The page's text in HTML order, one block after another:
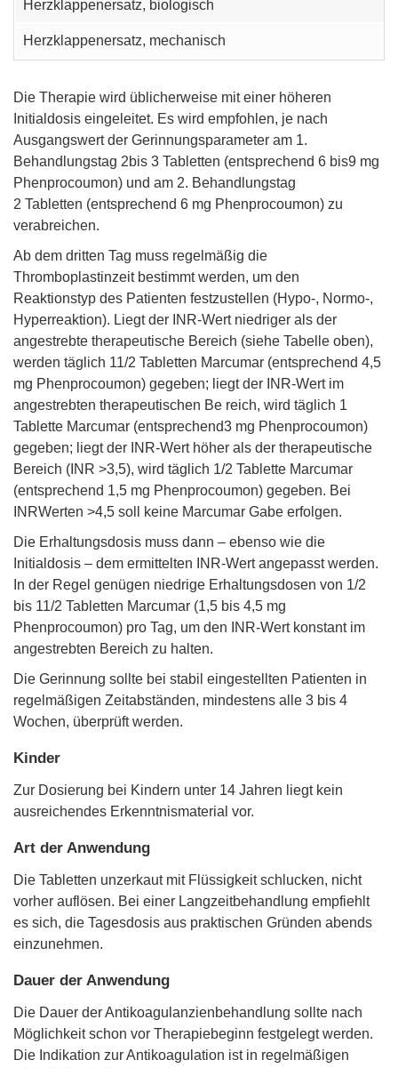
Herzklappenersatz, biologisch
Herzklappenersatz, mechanisch
Die Therapie wird üblicherweise mit einer höheren
Initialdosis eingeleitet. Es wird empfohlen, je nach
Ausgangswert der Gerinnungsparameter am 1.
Behandlungstag 2bis 3 Tabletten (entsprechend 6 bis9 mg
Phenprocoumon) und am 2. Behandlungstag
2 Tabletten (entsprechend 6 mg Phenprocoumon) zu
verabreichen.
Ab dem dritten Tag muss regelmäßig die
Thromboplastinzeit bestimmt werden, um den
Reaktionstyp des Patienten festzustellen (Hypo-, Normo-,
Hyperreaktion). Liegt der INR-Wert niedriger als der
angestrebte therapeutische Bereich (siehe Tabelle oben),
werden täglich 11/2 Tabletten Marcumar (entsprechend 4,5
mg Phenprocoumon) gegeben; liegt der INR-Wert im
angestrebten therapeutischen Be reich, wird täglich 1
Tablette Marcumar (entsprechend3 mg Phenprocoumon)
gegeben; liegt der INR-Wert höher als der therapeutische
Bereich (INR >3,5), wird täglich 1/2 Tablette Marcumar
(entsprechend 1,5 mg Phenprocoumon) gegeben. Bei
INRWerten >4,5 soll keine Marcumar Gabe erfolgen.
Die Erhaltungsdosis muss dann – ebenso wie die
Initialdosis – dem ermittelten INR-Wert angepasst werden.
In der Regel genügen niedrige Erhaltungsdosen von 1/2
bis 11/2 Tabletten Marcumar (1,5 bis 4,5 mg
Phenprocoumon) pro Tag, um den INR-Wert konstant im
angestrebten Bereich zu halten.
Die Gerinnung sollte bei stabil eingestellten Patienten in
regelmäßigen Zeitabständen, mindestens alle 3 bis 4
Wochen, überprüft werden.
Kinder
Zur Dosierung bei Kindern unter 14 Jahren liegt kein
ausreichendes Erkenntnismaterial vor.
Art der Anwendung
Die Tabletten unzerkaut mit Flüssigkeit schlucken, nicht
vorher auflösen. Bei einer Langzeitbehandlung empfiehlt
es sich, die Tagesdosis aus praktischen Gründen abends
einzunehmen.
Dauer der Anwendung
Die Dauer der Antikoagulanzienbehandlung sollte nach
Möglichkeit schon vor Therapiebeginn festgelegt werden.
Die Indikation zur Antikoagulation ist in regelmäßigen